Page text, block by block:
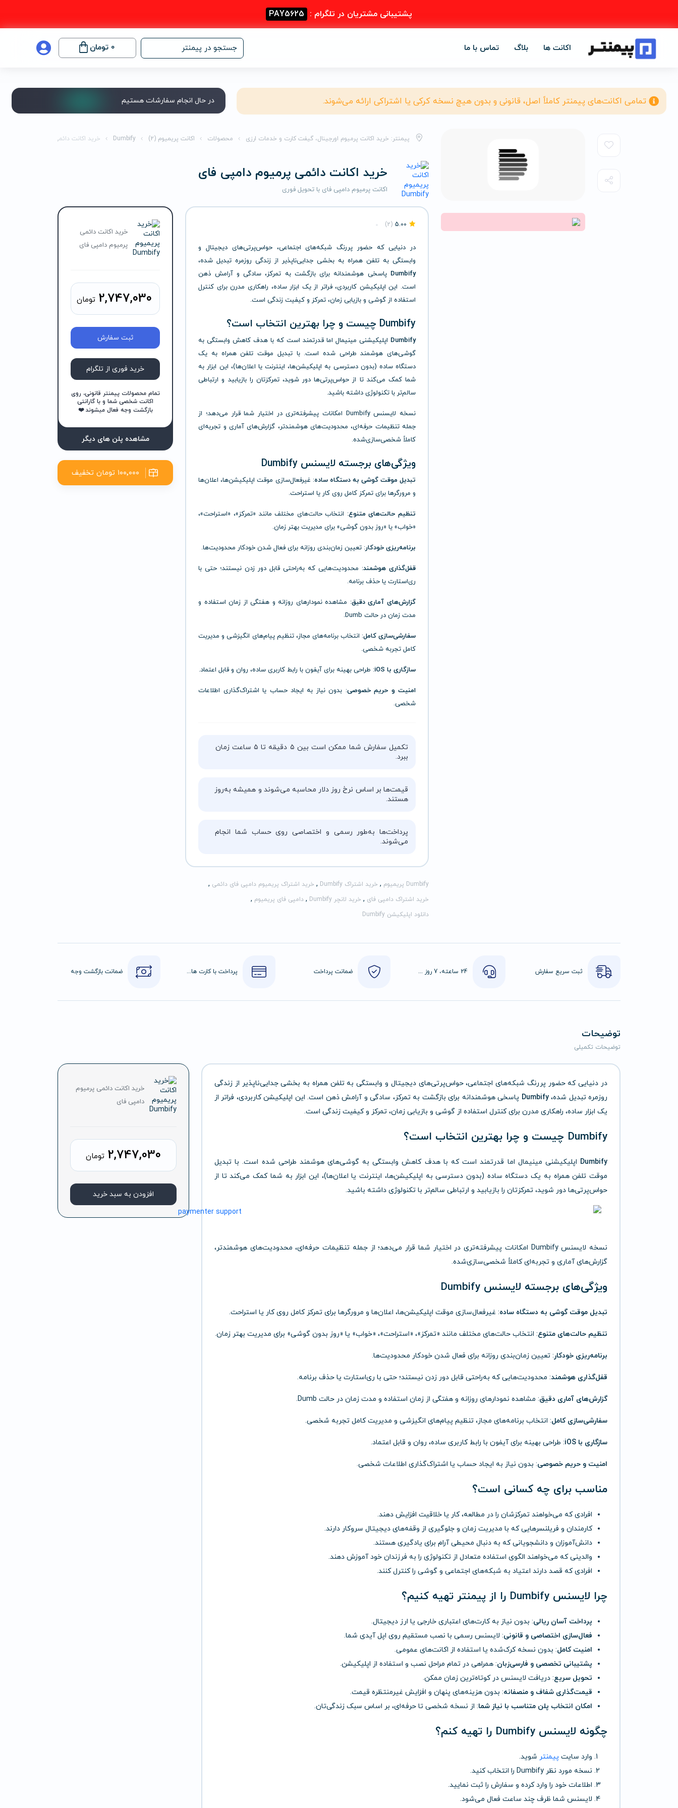
پشتیبانی مشتریان در تلگرام : PAY5625
اکانت ها بلاگ تماس با ما جستجو در پیمنتر 0 تومان
تمامی اکانت‌های پیمنتر کاملاً اصل، قانونی و بدون هیچ نسخه کرکی یا اشتراکی ارائه می‌شوند. در حال انجام سفارشات هستیم
پیمنتر: خرید اکانت پرمیوم اورجینال، گیفت کارت و خدمات ارزی محصولات اکانت پریمیوم (2) Dumbify خرید اکانت دائمی پرمیوم دامپی فای
خرید اکانت دائمی پرمیوم دامپی فای
اکانت پرمیوم دامپی فای با تحویل فوری
5.00
(2)
در دنیایی که حضور پررنگ شبکه‌های اجتماعی، حواس‌پرتی‌های دیجیتال و
وابستگی به تلفن همراه به بخشی جدایی‌ناپذیر از زندگی روزمره تبدیل شده،
Dumbify پاسخی هوشمندانه برای بازگشت به تمرکز، سادگی و آرامش ذهن
است. این اپلیکیشن کاربردی، فراتر از یک ابزار ساده، راهکاری مدرن برای کنترل
استفاده از گوشی و بازیابی زمان، تمرکز و کیفیت زندگی است.
Dumbify چیست و چرا بهترین انتخاب است؟
Dumbify اپلیکیشنی مینیمال اما قدرتمند است که با هدف کاهش وابستگی به
گوشی‌های هوشمند طراحی شده است. با تبدیل موقت تلفن همراه به یک
دستگاه ساده (بدون دسترسی به اپلیکیشن‌ها، اینترنت یا اعلان‌ها)، این ابزار به
شما کمک می‌کند تا از حواس‌پرتی‌ها دور شوید، تمرکزتان را بازیابید و ارتباطی
سالم‌تر با تکنولوژی داشته باشید.
نسخه لایسنس Dumbify امکانات پیشرفته‌تری در اختیار شما قرار می‌دهد؛ از
جمله تنظیمات حرفه‌ای، محدودیت‌های هوشمندتر، گزارش‌های آماری و تجربه‌ای
کاملاً شخصی‌سازی‌شده.
ویژگی‌های برجسته لایسنس Dumbify
تبدیل موقت گوشی به دستگاه ساده: غیرفعال‌سازی موقت اپلیکیشن‌ها، اعلان‌ها
و مرورگرها برای تمرکز کامل روی کار یا استراحت.
تنظیم حالت‌های متنوع: انتخاب حالت‌های مختلف مانند «تمرکز»، «استراحت»،
«خواب» یا «روز بدون گوشی» برای مدیریت بهتر زمان.
برنامه‌ریزی خودکار: تعیین زمان‌بندی روزانه برای فعال شدن خودکار محدودیت‌ها.
قفل‌گذاری هوشمند: محدودیت‌هایی که به‌راحتی قابل دور زدن نیستند؛ حتی با
ری‌استارت یا حذف برنامه.
گزارش‌های آماری دقیق: مشاهده نمودارهای روزانه و هفتگی از زمان استفاده و
مدت زمان در حالت Dumb.
سفارشی‌سازی کامل: انتخاب برنامه‌های مجاز، تنظیم پیام‌های انگیزشی و مدیریت
کامل تجربه شخصی.
سازگاری با iOS : طراحی بهینه برای آیفون با رابط کاربری ساده، روان و قابل اعتماد.
امنیت و حریم خصوصی: بدون نیاز به ایجاد حساب یا اشتراک‌گذاری اطلاعات
شخصی.
تکمیل سفارش شما ممکن است بین ۵ دقیقه تا ۵ ساعت زمان
ببرد.
قیمت‌ها بر اساس نرخ روز دلار محاسبه می‌شوند و همیشه به‌روز
هستند.
پرداخت‌ها به‌طور رسمی و اختصاصی روی حساب شما انجام
می‌شوند.
Dumbify پریمیوم , خرید اشتراک Dumbify , خرید اشتراک پریمیوم دامپی فای دائمی ,
خرید اشتراک دامپی فای , خرید لانچر Dumbify , دامپی فای پریمیوم ,
دانلود اپلیکیشن Dumbify
خرید اکانت دائمی
پرمیوم دامپی فای
2,747,030 تومان
ثبت سفارش
خرید فوری از تلگرام
تمام محصولات پیمنتر قانونی، روی
اکانت شخصی شما و با گارانتی
بازگشت وجه فعال میشوند ❤️
مشاهده پلن های دیگر
۱۰۰٬۰۰۰ تومان تخفیف
ثبت سریع سفارش 24 ساعته، 7 روز هفته ضمانت پرداخت پرداخت با کارت های عضو شتاب ضمانت بازگشت وجه
توضیحات
توضیحات تکمیلی
در دنیایی که حضور پررنگ شبکه‌های اجتماعی، حواس‌پرتی‌های دیجیتال و وابستگی به تلفن همراه به بخشی جدایی‌ناپذیر از زندگی
روزمره تبدیل شده،Dumbify پاسخی هوشمندانه برای بازگشت به تمرکز، سادگی و آرامش ذهن است. این اپلیکیشن کاربردی، فراتر از
یک ابزار ساده، راهکاری مدرن برای کنترل استفاده از گوشی و بازیابی زمان، تمرکز و کیفیت زندگی است.
Dumbify چیست و چرا بهترین انتخاب است؟
Dumbify اپلیکیشنی مینیمال اما قدرتمند است که با هدف کاهش وابستگی به گوشی‌های هوشمند طراحی شده است. با تبدیل
موقت تلفن همراه به یک دستگاه ساده (بدون دسترسی به اپلیکیشن‌ها، اینترنت یا اعلان‌ها)، این ابزار به شما کمک می‌کند تا از
حواس‌پرتی‌ها دور شوید، تمرکزتان را بازیابید و ارتباطی سالم‌تر با تکنولوژی داشته باشید.
نسخه لایسنس Dumbify امکانات پیشرفته‌تری در اختیار شما قرار می‌دهد؛ از جمله تنظیمات حرفه‌ای، محدودیت‌های هوشمندتر،
گزارش‌های آماری و تجربه‌ای کاملاً شخصی‌سازی‌شده.
ویژگی‌های برجسته لایسنس Dumbify
تبدیل موقت گوشی به دستگاه ساده: غیرفعال‌سازی موقت اپلیکیشن‌ها، اعلان‌ها و مرورگرها برای تمرکز کامل روی کار یا استراحت.
تنظیم حالت‌های متنوع: انتخاب حالت‌های مختلف مانند «تمرکز»، «استراحت»، «خواب» یا «روز بدون گوشی» برای مدیریت بهتر زمان.
برنامه‌ریزی خودکار: تعیین زمان‌بندی روزانه برای فعال شدن خودکار محدودیت‌ها.
قفل‌گذاری هوشمند: محدودیت‌هایی که به‌راحتی قابل دور زدن نیستند؛ حتی با ری‌استارت یا حذف برنامه.
گزارش‌های آماری دقیق: مشاهده نمودارهای روزانه و هفتگی از زمان استفاده و مدت زمان در حالت Dumb.
سفارشی‌سازی کامل: انتخاب برنامه‌های مجاز، تنظیم پیام‌های انگیزشی و مدیریت کامل تجربه شخصی.
سازگاری با iOS : طراحی بهینه برای آیفون با رابط کاربری ساده، روان و قابل اعتماد.
امنیت و حریم خصوصی: بدون نیاز به ایجاد حساب یا اشتراک‌گذاری اطلاعات شخصی.
مناسب برای چه کسانی است؟
افرادی که می‌خواهند تمرکزشان را در مطالعه، کار یا خلاقیت افزایش دهند.
کارمندان و فریلنسرهایی که با مدیریت زمان و جلوگیری از وقفه‌های دیجیتال سروکار دارند.
دانش‌آموزان و دانشجویانی که به دنبال محیطی آرام برای یادگیری هستند.
والدینی که می‌خواهند الگوی استفاده متعادل از تکنولوژی را به فرزندان خود آموزش دهند.
افرادی که قصد دارند اعتیاد به شبکه‌های اجتماعی و گوشی را کنترل کنند.
چرا لایسنس Dumbify را از پیمنتر تهیه کنیم؟
پرداخت آسان ریالی: بدون نیاز به کارت‌های اعتباری خارجی یا ارز دیجیتال.
فعال‌سازی اختصاصی و قانونی: لایسنس رسمی با نصب مستقیم روی اپل آیدی شما.
امنیت کامل: بدون نسخه کرک‌شده یا استفاده از اکانت‌های عمومی.
پشتیبانی تخصصی و فارسی‌زبان: همراهی در تمام مراحل نصب و استفاده از اپلیکیشن.
تحویل سریع: دریافت لایسنس در کوتاه‌ترین زمان ممکن.
قیمت‌گذاری شفاف و منصفانه: بدون هزینه‌های پنهان و افزایش غیرمنتظره قیمت.
امکان انتخاب پلن متناسب با نیاز شما: از نسخه شخصی تا حرفه‌ای، بر اساس سبک زندگی‌تان.
چگونه لایسنس Dumbify را تهیه کنم؟
وارد سایت پیمنتر شوید.
نسخه مورد نظر Dumbify را انتخاب کنید.
اطلاعات خود را وارد کرده و سفارش را ثبت نمایید.
لایسنس شما ظرف چند ساعت فعال می‌شود.
خرید اکانت دائمی پرمیوم
دامپی فای
2,747,030 تومان
افزودن به سبد خرید